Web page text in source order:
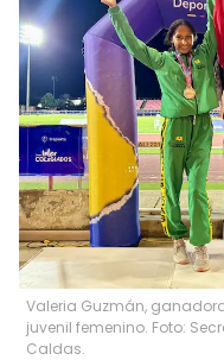
Valeria Guzmán,
juvenil femenino. Foto:
Caldas.